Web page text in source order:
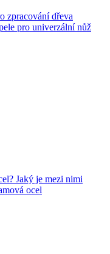
zpracování dřeva
pro univerzální nůž
Jaký je mezi nimi
ocel